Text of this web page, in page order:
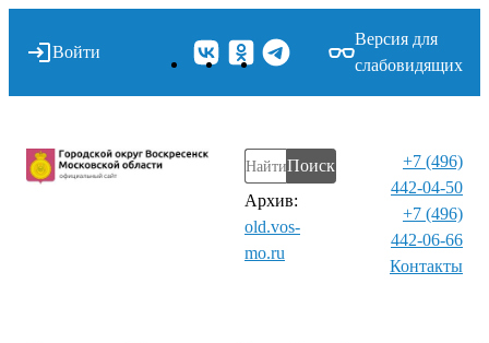
Войти
Версия для
слабовидящих
Поиск
Архив:
old.vos-
mo.ru
+7 (496)
442-04-50
+7 (496)
442-06-66
Контакты⁠